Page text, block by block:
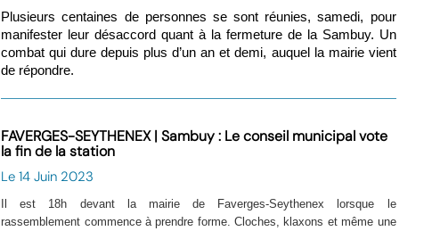
Plusieurs centaines de personnes se sont réunies, samedi, pour
manifester leur désaccord quant à la fermeture de la Sambuy. Un
combat qui dure depuis plus d’un an et demi, auquel la mairie vient
de répondre.
FAVERGES-SEYTHENEX | Sambuy : Le conseil municipal vote
la fin de la station
Le 14 Juin 2023
Il est 18h devant la mairie de Faverges-Seythenex lorsque le
rassemblement commence à prendre forme. Cloches, klaxons et même une